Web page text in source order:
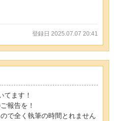
登録日 2025.07.07 20:41
てます！
報告を！
で全く執筆の時間とれません